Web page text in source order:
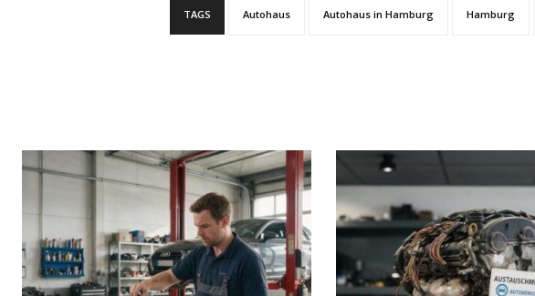
TAGS Autohaus Autohaus in Hamburg Hamburg